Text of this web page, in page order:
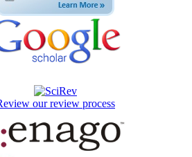
our review process